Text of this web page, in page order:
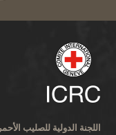
اللجنة الدولية للصليب الأحمر